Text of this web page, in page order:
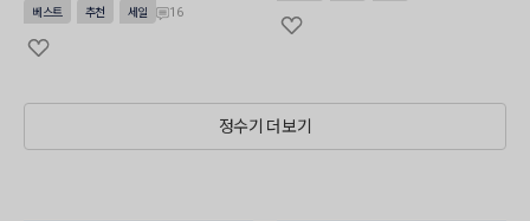
베스트 추천 세일 16
정수기 더보기